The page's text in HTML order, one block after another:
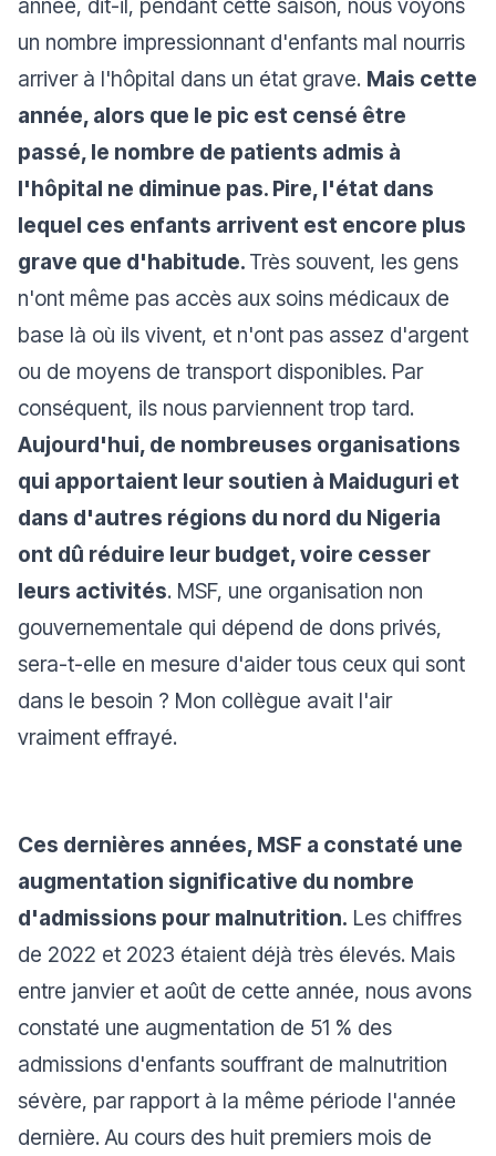
année, dit-il, pendant cette saison, nous voyons
un nombre impressionnant d'enfants mal nourris
arriver à l'hôpital dans un état grave. Mais cette
année, alors que le pic est censé être
passé, le nombre de patients admis à
l'hôpital ne diminue pas. Pire, l'état dans
lequel ces enfants arrivent est encore plus
grave que d'habitude. Très souvent, les gens
n'ont même pas accès aux soins médicaux de
base là où ils vivent, et n'ont pas assez d'argent
ou de moyens de transport disponibles. Par
conséquent, ils nous parviennent trop tard.
Aujourd'hui, de nombreuses organisations
qui apportaient leur soutien à Maiduguri et
dans d'autres régions du nord du Nigeria
ont dû réduire leur budget, voire cesser
leurs activités. MSF, une organisation non
gouvernementale qui dépend de dons privés,
sera-t-elle en mesure d'aider tous ceux qui sont
dans le besoin ? Mon collègue avait l'air
vraiment effrayé.
Ces dernières années, MSF a constaté une
augmentation significative du nombre
d'admissions pour malnutrition. Les chiffres
de 2022 et 2023 étaient déjà très élevés. Mais
entre janvier et août de cette année, nous avons
constaté une augmentation de 51 % des
admissions d'enfants souffrant de malnutrition
sévère, par rapport à la même période l'année
dernière. Au cours des huit premiers mois de